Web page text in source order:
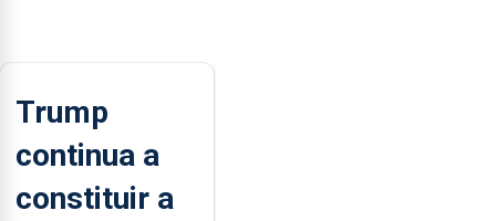
Trump
continua a
constituir a